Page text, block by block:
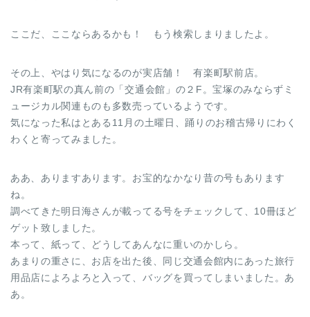
ここだ、ここならあるかも！ もう検索しまりましたよ。
その上、やはり気になるのが実店舗！ 有楽町駅前店。
JR有楽町駅の真ん前の「交通会館」の２F。宝塚のみならずミ
ュージカル関連ものも多数売っているようです。
気になった私はとある11月の土曜日、踊りのお稽古帰りにわく
わくと寄ってみました。
ああ、ありますあります。お宝的なかなり昔の号もあります
ね。
調べてきた明日海さんが載ってる号をチェックして、10冊ほど
ゲット致しました。
本って、紙って、どうしてあんなに重いのかしら。
あまりの重さに、お店を出た後、同じ交通会館内にあった旅行
用品店によろよろと入って、バッグを買ってしまいました。あ
あ。